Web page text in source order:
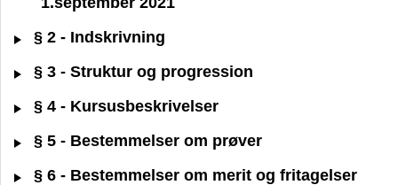
§ 2 - Indskrivning
§ 3 - Struktur og progression
§ 4 - Kursusbeskrivelser
§ 5 - Bestemmelser om prøver
§ 6 - Bestemmelser om merit og fritagelser